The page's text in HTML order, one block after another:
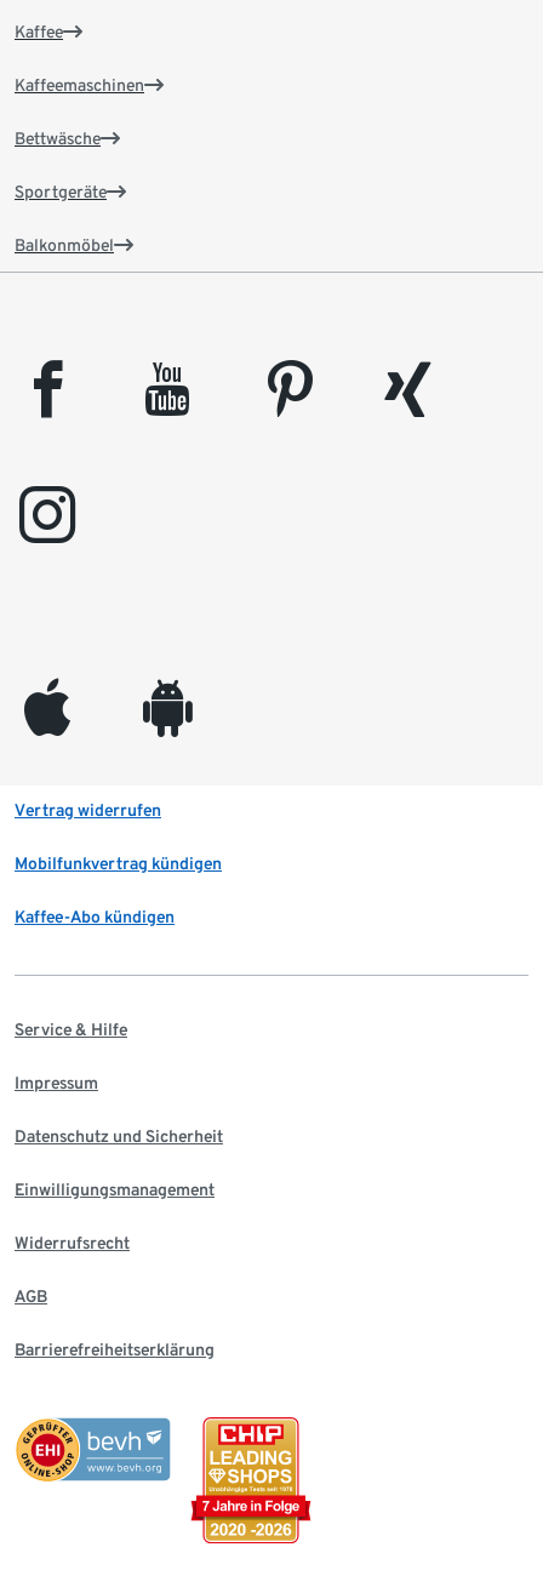
Kaffee
Kaffeemaschinen
Bettwäsche
Sportgeräte
Balkonmöbel
facebook youtube pinterest
xing
instagram
appleinc android
Vertrag widerrufen
Mobilfunkvertrag kündigen
Kaffee-Abo kündigen
Service & Hilfe
Impressum
Datenschutz und Sicherheit
Einwilligungsmanagement
Widerrufsrecht
AGB
Barrierefreiheitserklärung